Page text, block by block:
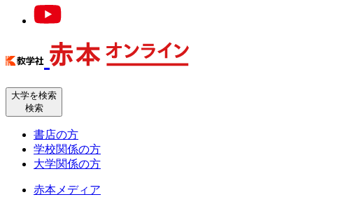
大学を検索
検索
書店の方
学校関係の方
大学関係の方
赤本メディア